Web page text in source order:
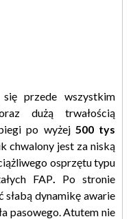
przede wszystkim
dużą trwałością
po wyżej500 tys
chwalony jest za niską
osprzętu typu
FAP. Po stronie
słabą dynamikę awarie
pasowego. Atutem nie